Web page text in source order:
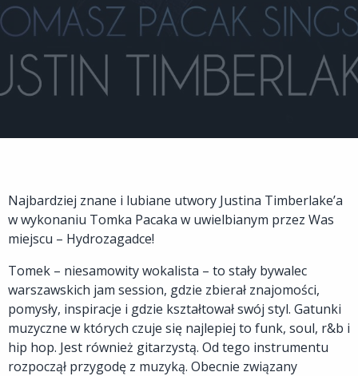
Najbardziej znane i lubiane utwory Justina Timberlake’a
w wykonaniu Tomka Pacaka w uwielbianym przez Was
miejscu – Hydrozagadce!
Tomek – niesamowity wokalista – to stały bywalec
warszawskich jam session, gdzie zbierał znajomości,
pomysły, inspiracje i gdzie kształtował swój styl. Gatunki
muzyczne w których czuje się najlepiej to funk, soul, r&b i
hip hop. Jest również gitarzystą. Od tego instrumentu
rozpoczął przygodę z muzyką. Obecnie związany